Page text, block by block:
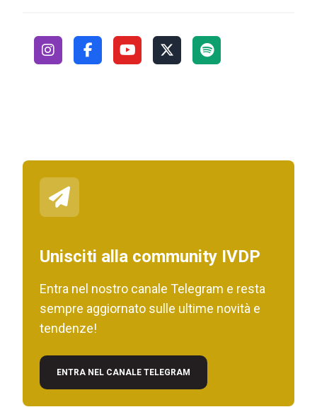
Unisciti alla community IVDP
Entra nel nostro canale Telegram e resta
sempre aggiornato sulle ultime novità e
tendenze!
ENTRA NEL CANALE TELEGRAM